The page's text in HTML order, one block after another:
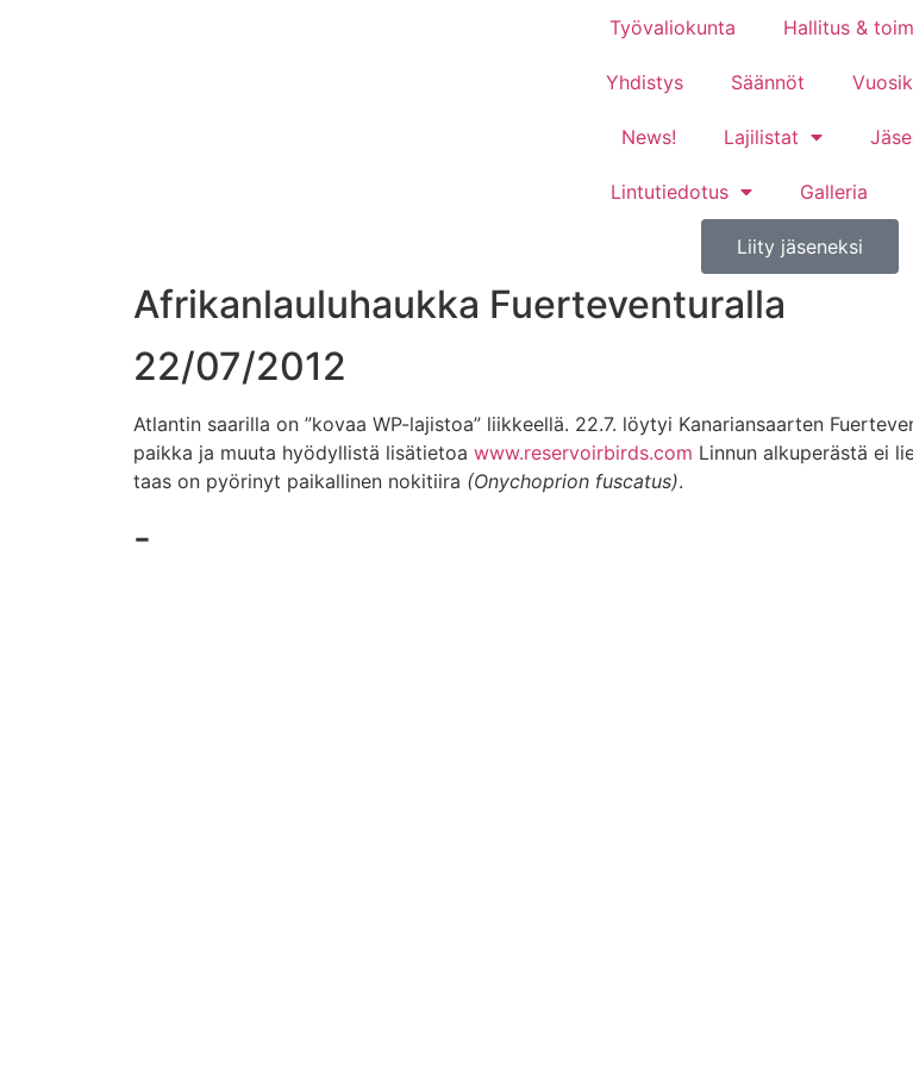
Työvaliokunta Hallitus &
Yhdistys Säännöt
News! Lajilistat
Lintutiedotus Galleria
Liity jäseneksi
Afrikanlauluhaukka Fuerteventuralla
22/07/2012
Atlantin saarilla on ”kovaa WP-lajistoa” liikkeellä. 22.7. löytyi Kanariansaarten
paikka ja muuta hyödyllistä lisätietoa www.reservoirbirds.com Linnun alkuperästä ei
taas on pyörinyt paikallinen nokitiira (Onychoprion fuscatus).
-